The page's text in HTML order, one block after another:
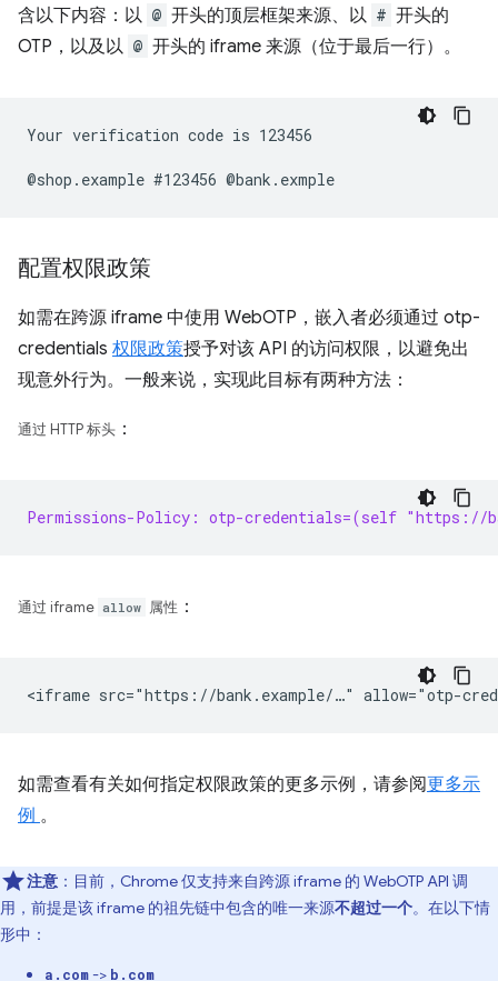
含以下内容：以 @ 开头的顶层框架来源、以 # 开头的
OTP，以及以 @ 开头的 iframe 来源（位于最后一行）。
Your verification code is 123456
配置权限政策
如需在跨源 iframe 中使用 WebOTP，嵌入者必须通过 otp-
credentials 权限政策授予对该 API 的访问权限，以避免出
现意外行为。一般来说，实现此目标有两种方法：
通过 HTTP 标头 ：
Permissions-Policy: otp-credentials=(self "https://
通过 iframe allow 属性 ：
如需查看有关如何指定权限政策的更多示例，请参阅更多示
例 。
注意 ：目前，Chrome 仅支持来自跨源 iframe 的 WebOTP API 调
用，前提是该 iframe 的祖先链中包含的唯一来源不超过一个。在以下情
形中：
a.com-> b.com